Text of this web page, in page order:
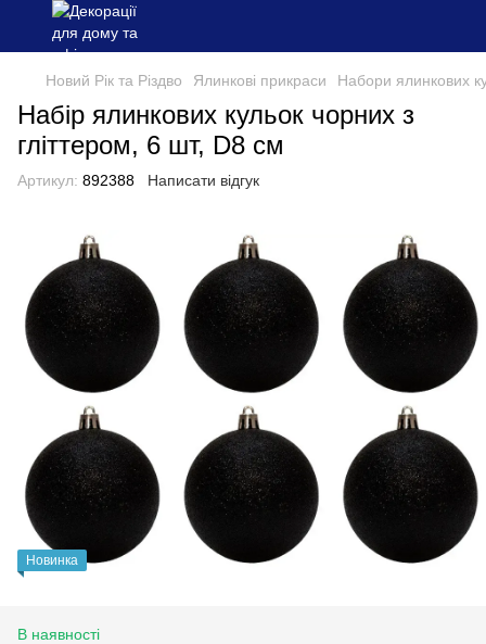
Новий Рік та Різдво Ялинкові прикраси Набори ялинкових
Набір ялинкових кульок чорних з
гліттером, 6 шт, D8 см
Артикул: 892388 Написати відгук
Новинка
В наявності